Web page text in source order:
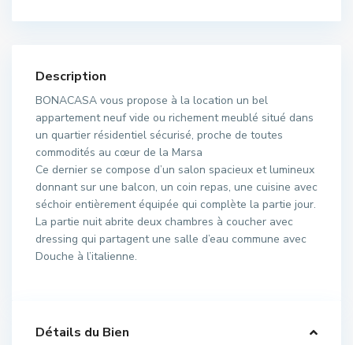
Description
BONACASA vous propose à la location un bel
appartement neuf vide ou richement meublé situé dans
un quartier résidentiel sécurisé, proche de toutes
commodités au cœur de la Marsa
Ce dernier se compose d’un salon spacieux et lumineux
donnant sur une balcon, un coin repas, une cuisine avec
séchoir entièrement équipée qui complète la partie jour.
La partie nuit abrite deux chambres à coucher avec
dressing qui partagent une salle d’eau commune avec
Douche à l’italienne.
Détails du Bien